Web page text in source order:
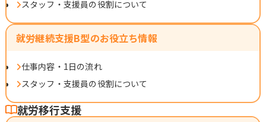
スタッフ・支援員の役割について
就労継続支援B型のお役立ち情報
仕事内容・1日の流れ
スタッフ・支援員の役割について
就労移行支援